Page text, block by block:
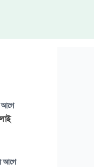
আগে
আগে